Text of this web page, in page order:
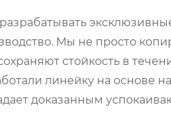
Мы не просто
стойкость в
линейку на основе
доказанным